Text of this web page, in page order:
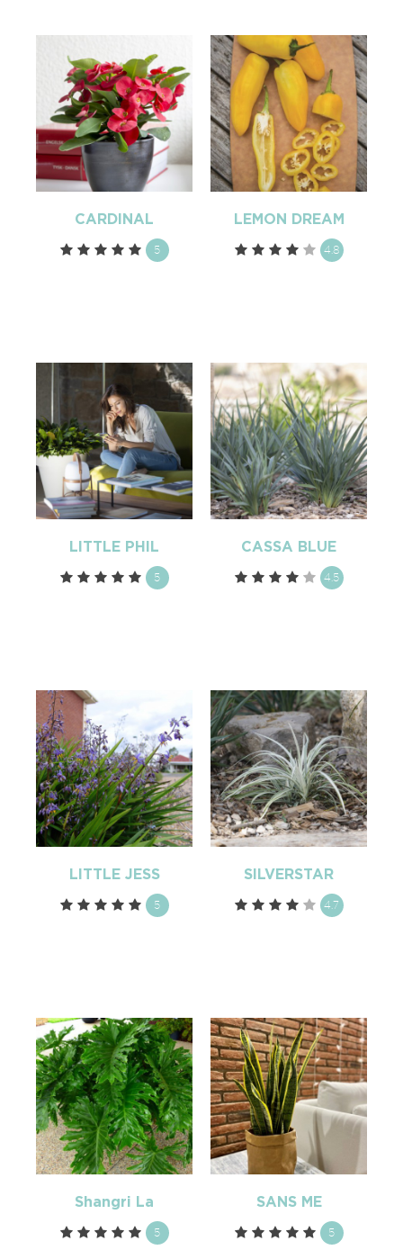
CARDINAL
5
LEMON DREAM
4.8
LITTLE PHIL
5
CASSA BLUE
4.5
LITTLE JESS
5
SILVERSTAR
4.7
Shangri La
5
SANS ME
5